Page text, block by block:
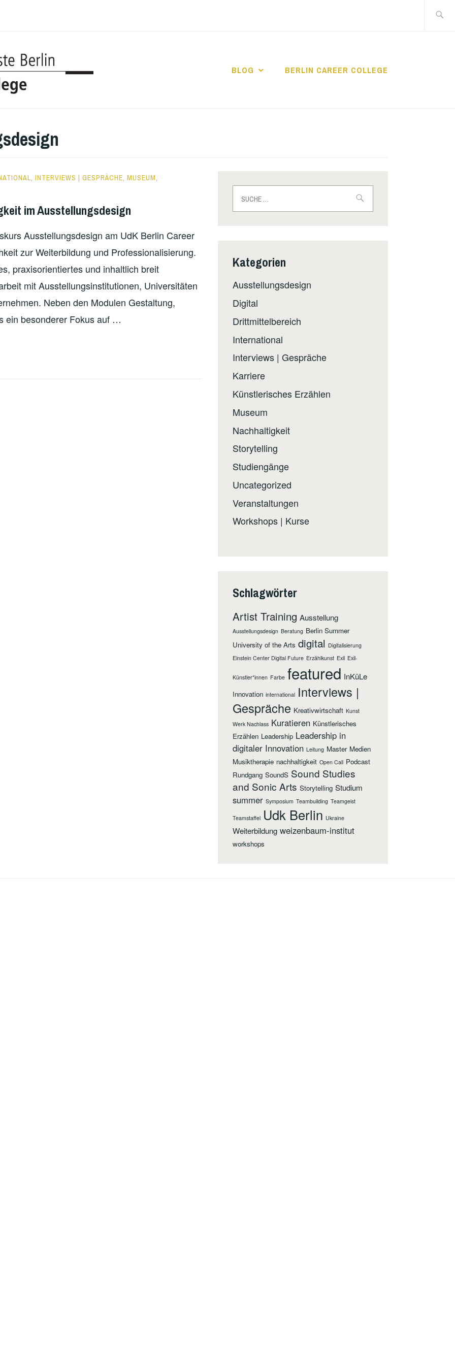
nach:
BLOG BERLIN CAREER COLLEGE
INTERVIEWS | GESPRÄCHE MUSEUM
im Ausstellungsdesign
Ausstellungsdesign am UdK Berlin Career
zur Weiterbildung und Professionalisierung.
praxisorientiertes und inhaltlich breit
mit Ausstellungsinstitutionen, Universitäten
Neben den Modulen Gestaltung,
ein besonderer Fokus auf …
nach:
Kategorien
Ausstellungsdesign
Digital
Drittmittelbereich
International
Interviews | Gespräche
Karriere
Künstlerisches Erzählen
Museum
Nachhaltigkeit
Storytelling
Studiengänge
Uncategorized
Veranstaltungen
Workshops | Kurse
Schlagwörter
Artist Training Ausstellung
Ausstellungsdesign Beratung Berlin Summer
University of the Arts digital Digitalisierung
Einstein Center Digital Future Erzählkunst Exil Exil-
Künstler*innen Farbe featured InKüLe
Innovation international Interviews |
Gespräche Kreativwirtschaft Kunst
Werk Nachlass Kuratieren Künstlerisches
Erzählen Leadership Leadership in
digitaler Innovation Leitung Master Medien
Musiktherapie nachhaltigkeit Open Call Podcast
Rundgang SoundS Sound Studies
and Sonic Arts Storytelling Studium
summer Symposium Teambuilding Teamgeist
Teamstaffel Udk Berlin Ukraine
Weiterbildung weizenbaum-institut
workshops